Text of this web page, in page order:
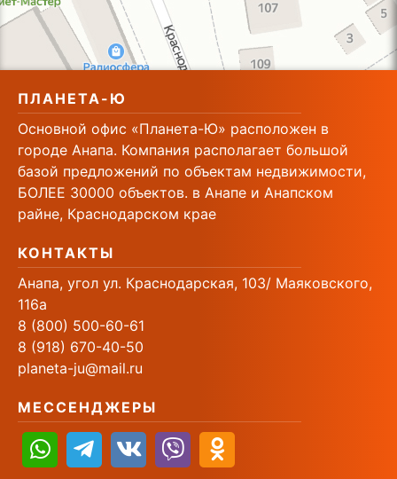
ПЛАНЕТА-Ю
Основной офис «Планета-Ю» расположен в
городе Анапа. Компания располагает большой
базой предложений по объектам недвижимости,
БОЛЕЕ 30000 объектов. в Анапе и Анапском
райне, Краснодарском крае
КОНТАКТЫ
Анапа, угол ул. Краснодарская, 103/ Маяковского,
116а
8 (800) 500-60-61
8 (918) 670-40-50
planeta-ju@mail.ru
МЕССЕНДЖЕРЫ